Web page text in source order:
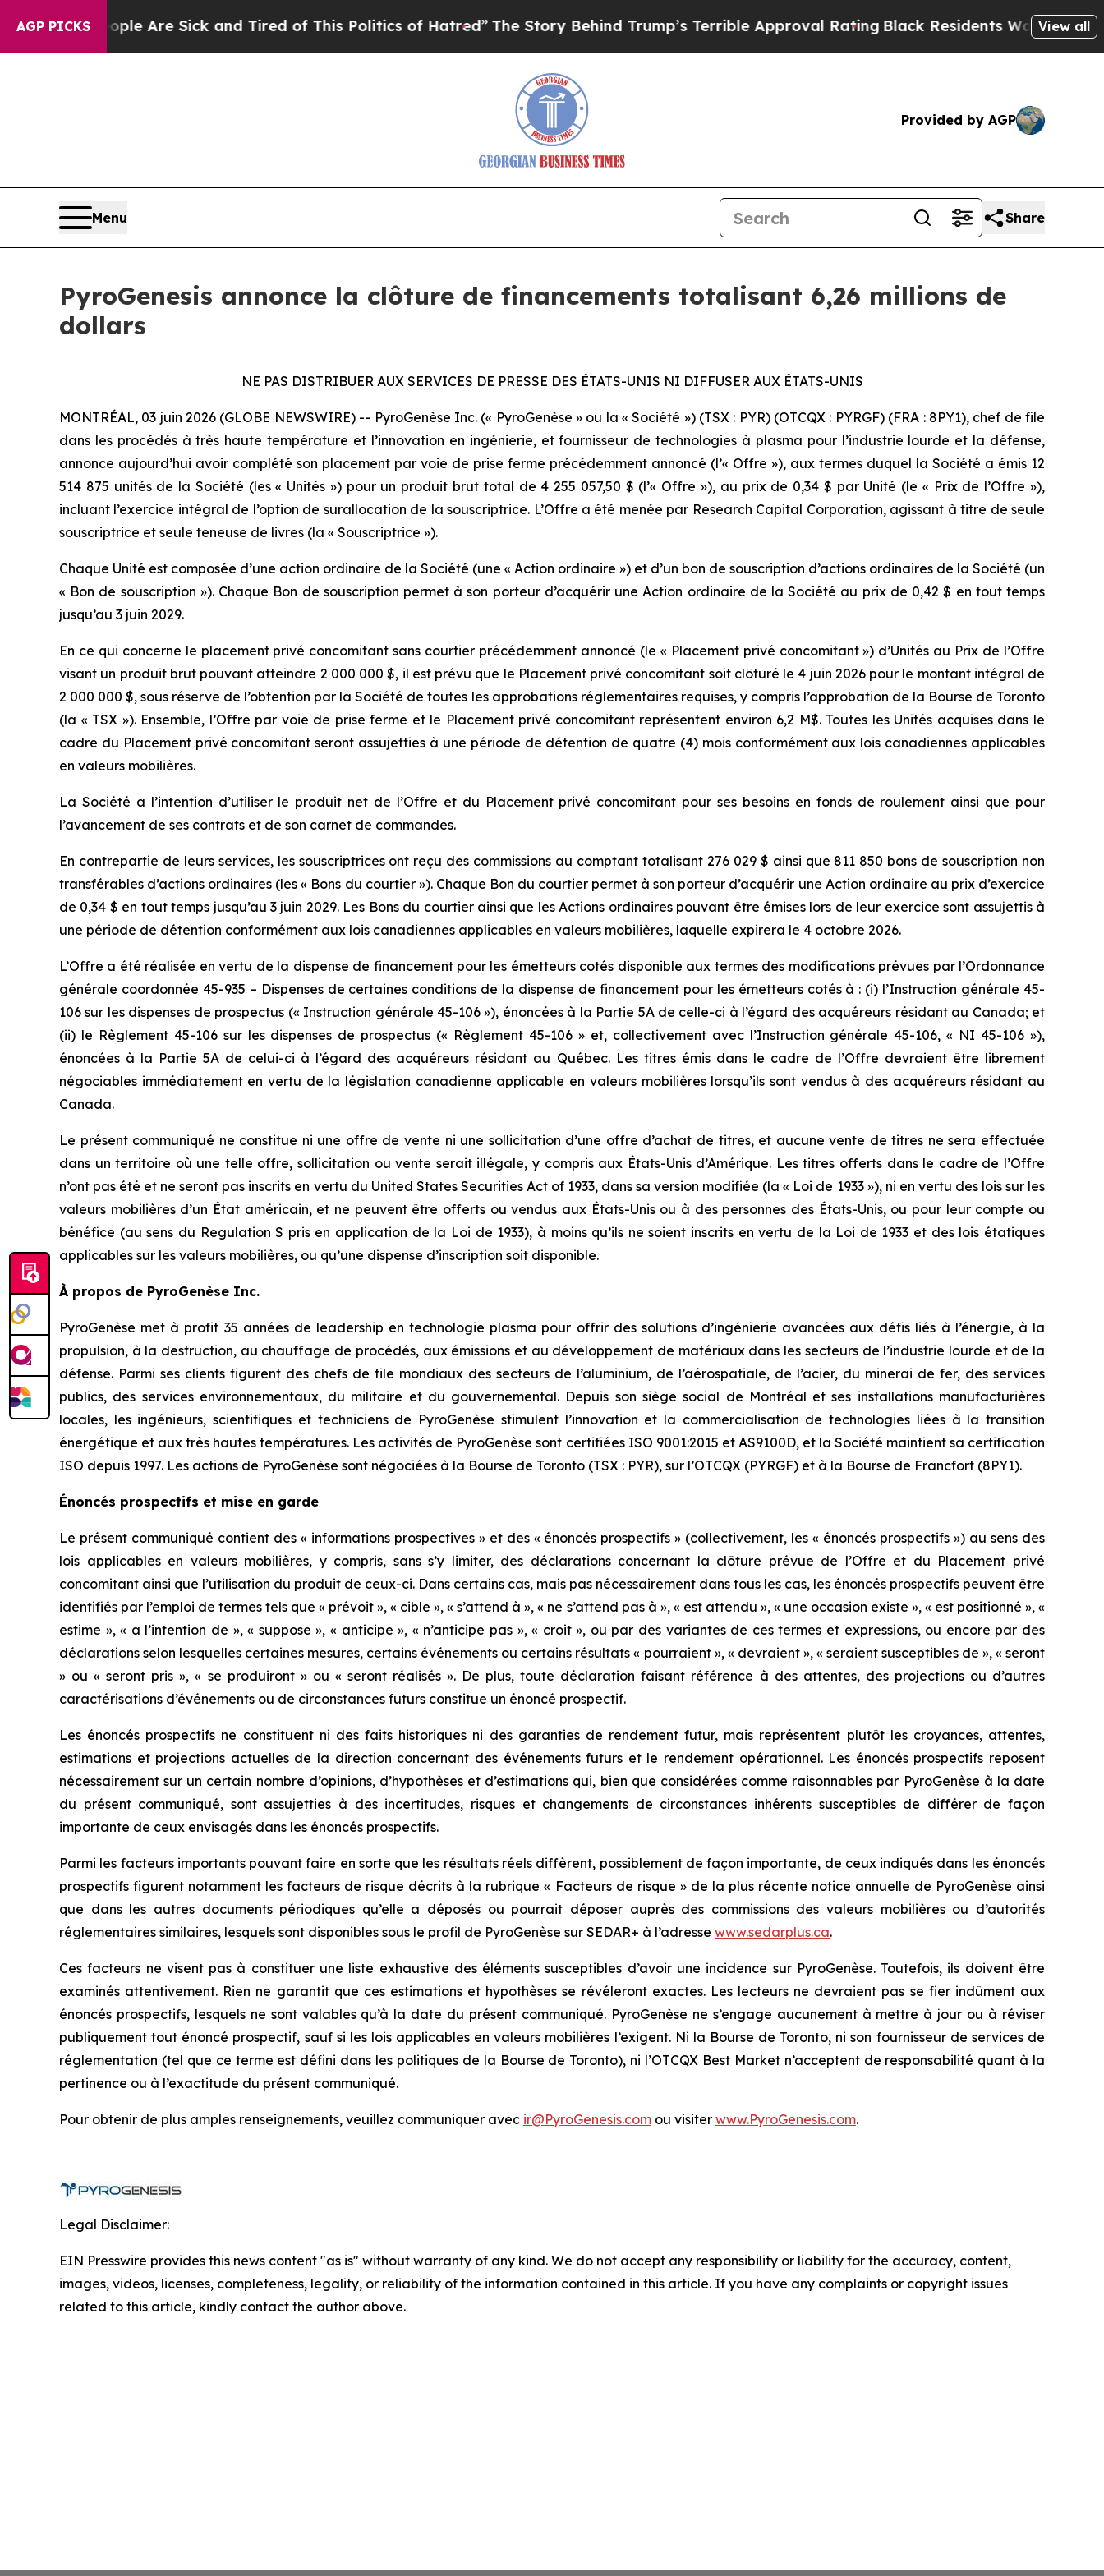
AGP PICKSAre Sick and Tired of This Politics of Hatred”The Story Behind Trump’s Terrible Approval RatingBlack Residents Warned of Abusive
View all
Provided by AGP
Menu Share
PyroGenesis annonce la clôture de financements totalisant 6,26 millions de
dollars
NE PAS DISTRIBUER AUX SERVICES DE PRESSE DES ÉTATS-UNIS NI DIFFUSER AUX ÉTATS-UNIS
MONTRÉAL, 03 juin 2026 (GLOBE NEWSWIRE) -- PyroGenèse Inc. (« PyroGenèse » ou la « Société ») (TSX : PYR) (OTCQX : PYRGF) (FRA : 8PY1), chef de file
dans les procédés à très haute température et l’innovation en ingénierie, et fournisseur de technologies à plasma pour l’industrie lourde et la défense,
annonce aujourd’hui avoir complété son placement par voie de prise ferme précédemment annoncé (l’« Offre »), aux termes duquel la Société a émis 12
514 875 unités de la Société (les « Unités ») pour un produit brut total de 4 255 057,50 $ (l’« Offre »), au prix de 0,34 $ par Unité (le « Prix de l’Offre »),
incluant l’exercice intégral de l’option de surallocation de la souscriptrice. L’Offre a été menée par Research Capital Corporation, agissant à titre de seule
souscriptrice et seule teneuse de livres (la « Souscriptrice »).
Chaque Unité est composée d’une action ordinaire de la Société (une « Action ordinaire ») et d’un bon de souscription d’actions ordinaires de la Société (un
« Bon de souscription »). Chaque Bon de souscription permet à son porteur d’acquérir une Action ordinaire de la Société au prix de 0,42 $ en tout temps
jusqu’au 3 juin 2029.
En ce qui concerne le placement privé concomitant sans courtier précédemment annoncé (le « Placement privé concomitant ») d’Unités au Prix de l’Offre
visant un produit brut pouvant atteindre 2 000 000 $, il est prévu que le Placement privé concomitant soit clôturé le 4 juin 2026 pour le montant intégral de
2 000 000 $, sous réserve de l’obtention par la Société de toutes les approbations réglementaires requises, y compris l’approbation de la Bourse de Toronto
(la « TSX »). Ensemble, l’Offre par voie de prise ferme et le Placement privé concomitant représentent environ 6,2 M$. Toutes les Unités acquises dans le
cadre du Placement privé concomitant seront assujetties à une période de détention de quatre (4) mois conformément aux lois canadiennes applicables
en valeurs mobilières.
La Société a l’intention d’utiliser le produit net de l’Offre et du Placement privé concomitant pour ses besoins en fonds de roulement ainsi que pour
l’avancement de ses contrats et de son carnet de commandes.
En contrepartie de leurs services, les souscriptrices ont reçu des commissions au comptant totalisant 276 029 $ ainsi que 811 850 bons de souscription non
transférables d’actions ordinaires (les « Bons du courtier »). Chaque Bon du courtier permet à son porteur d’acquérir une Action ordinaire au prix d’exercice
de 0,34 $ en tout temps jusqu’au 3 juin 2029. Les Bons du courtier ainsi que les Actions ordinaires pouvant être émises lors de leur exercice sont assujettis à
une période de détention conformément aux lois canadiennes applicables en valeurs mobilières, laquelle expirera le 4 octobre 2026.
L’Offre a été réalisée en vertu de la dispense de financement pour les émetteurs cotés disponible aux termes des modifications prévues par l’Ordonnance
générale coordonnée 45-935 – Dispenses de certaines conditions de la dispense de financement pour les émetteurs cotés à : (i) l’Instruction générale 45-
106 sur les dispenses de prospectus (« Instruction générale 45-106 »), énoncées à la Partie 5A de celle-ci à l’égard des acquéreurs résidant au Canada; et
(ii) le Règlement 45-106 sur les dispenses de prospectus (« Règlement 45-106 » et, collectivement avec l’Instruction générale 45-106, « NI 45-106 »),
énoncées à la Partie 5A de celui-ci à l’égard des acquéreurs résidant au Québec. Les titres émis dans le cadre de l’Offre devraient être librement
négociables immédiatement en vertu de la législation canadienne applicable en valeurs mobilières lorsqu’ils sont vendus à des acquéreurs résidant au
Canada.
Le présent communiqué ne constitue ni une offre de vente ni une sollicitation d’une offre d’achat de titres, et aucune vente de titres ne sera effectuée
dans un territoire où une telle offre, sollicitation ou vente serait illégale, y compris aux États-Unis d’Amérique. Les titres offerts dans le cadre de l’Offre
n’ont pas été et ne seront pas inscrits en vertu du United States Securities Act of 1933, dans sa version modifiée (la « Loi de 1933 »), ni en vertu des lois sur les
valeurs mobilières d’un État américain, et ne peuvent être offerts ou vendus aux États-Unis ou à des personnes des États-Unis, ou pour leur compte ou
bénéfice (au sens du Regulation S pris en application de la Loi de 1933), à moins qu’ils ne soient inscrits en vertu de la Loi de 1933 et des lois étatiques
applicables sur les valeurs mobilières, ou qu’une dispense d’inscription soit disponible.
À propos de PyroGenèse Inc.
PyroGenèse met à profit 35 années de leadership en technologie plasma pour offrir des solutions d’ingénierie avancées aux défis liés à l’énergie, à la
propulsion, à la destruction, au chauffage de procédés, aux émissions et au développement de matériaux dans les secteurs de l’industrie lourde et de la
défense. Parmi ses clients figurent des chefs de file mondiaux des secteurs de l’aluminium, de l’aérospatiale, de l’acier, du minerai de fer, des services
publics, des services environnementaux, du militaire et du gouvernemental. Depuis son siège social de Montréal et ses installations manufacturières
locales, les ingénieurs, scientifiques et techniciens de PyroGenèse stimulent l’innovation et la commercialisation de technologies liées à la transition
énergétique et aux très hautes températures. Les activités de PyroGenèse sont certifiées ISO 9001:2015 et AS9100D, et la Société maintient sa certification
ISO depuis 1997. Les actions de PyroGenèse sont négociées à la Bourse de Toronto (TSX : PYR), sur l’OTCQX (PYRGF) et à la Bourse de Francfort (8PY1).
Énoncés prospectifs et mise en garde
Le présent communiqué contient des « informations prospectives » et des « énoncés prospectifs » (collectivement, les « énoncés prospectifs ») au sens des
lois applicables en valeurs mobilières, y compris, sans s’y limiter, des déclarations concernant la clôture prévue de l’Offre et du Placement privé
concomitant ainsi que l’utilisation du produit de ceux-ci. Dans certains cas, mais pas nécessairement dans tous les cas, les énoncés prospectifs peuvent être
identifiés par l’emploi de termes tels que « prévoit », « cible », « s’attend à », « ne s’attend pas à », « est attendu », « une occasion existe », « est positionné », «
estime », « a l’intention de », « suppose », « anticipe », « n’anticipe pas », « croit », ou par des variantes de ces termes et expressions, ou encore par des
déclarations selon lesquelles certaines mesures, certains événements ou certains résultats « pourraient », « devraient », « seraient susceptibles de », « seront
» ou « seront pris », « se produiront » ou « seront réalisés ». De plus, toute déclaration faisant référence à des attentes, des projections ou d’autres
caractérisations d’événements ou de circonstances futurs constitue un énoncé prospectif.
Les énoncés prospectifs ne constituent ni des faits historiques ni des garanties de rendement futur, mais représentent plutôt les croyances, attentes,
estimations et projections actuelles de la direction concernant des événements futurs et le rendement opérationnel. Les énoncés prospectifs reposent
nécessairement sur un certain nombre d’opinions, d’hypothèses et d’estimations qui, bien que considérées comme raisonnables par PyroGenèse à la date
du présent communiqué, sont assujetties à des incertitudes, risques et changements de circonstances inhérents susceptibles de différer de façon
importante de ceux envisagés dans les énoncés prospectifs.
Parmi les facteurs importants pouvant faire en sorte que les résultats réels diffèrent, possiblement de façon importante, de ceux indiqués dans les énoncés
prospectifs figurent notamment les facteurs de risque décrits à la rubrique « Facteurs de risque » de la plus récente notice annuelle de PyroGenèse ainsi
que dans les autres documents périodiques qu’elle a déposés ou pourrait déposer auprès des commissions des valeurs mobilières ou d’autorités
réglementaires similaires, lesquels sont disponibles sous le profil de PyroGenèse sur SEDAR+ à l’adresse www.sedarplus.ca.
Ces facteurs ne visent pas à constituer une liste exhaustive des éléments susceptibles d’avoir une incidence sur PyroGenèse. Toutefois, ils doivent être
examinés attentivement. Rien ne garantit que ces estimations et hypothèses se révéleront exactes. Les lecteurs ne devraient pas se fier indûment aux
énoncés prospectifs, lesquels ne sont valables qu’à la date du présent communiqué. PyroGenèse ne s’engage aucunement à mettre à jour ou à réviser
publiquement tout énoncé prospectif, sauf si les lois applicables en valeurs mobilières l’exigent. Ni la Bourse de Toronto, ni son fournisseur de services de
réglementation (tel que ce terme est défini dans les politiques de la Bourse de Toronto), ni l’OTCQX Best Market n’acceptent de responsabilité quant à la
pertinence ou à l’exactitude du présent communiqué.
Pour obtenir de plus amples renseignements, veuillez communiquer avec ir@PyroGenesis.com ou visiter www.PyroGenesis.com.
Legal Disclaimer:
EIN Presswire provides this news content "as is" without warranty of any kind. We do not accept any responsibility or liability for the accuracy, content,
images, videos, licenses, completeness, legality, or reliability of the information contained in this article. If you have any complaints or copyright issues
related to this article, kindly contact the author above.